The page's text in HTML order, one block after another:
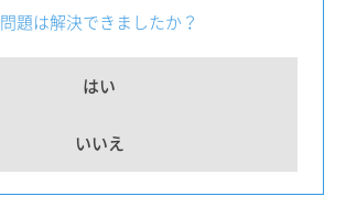
問題は解決できましたか？
はい
いいえ